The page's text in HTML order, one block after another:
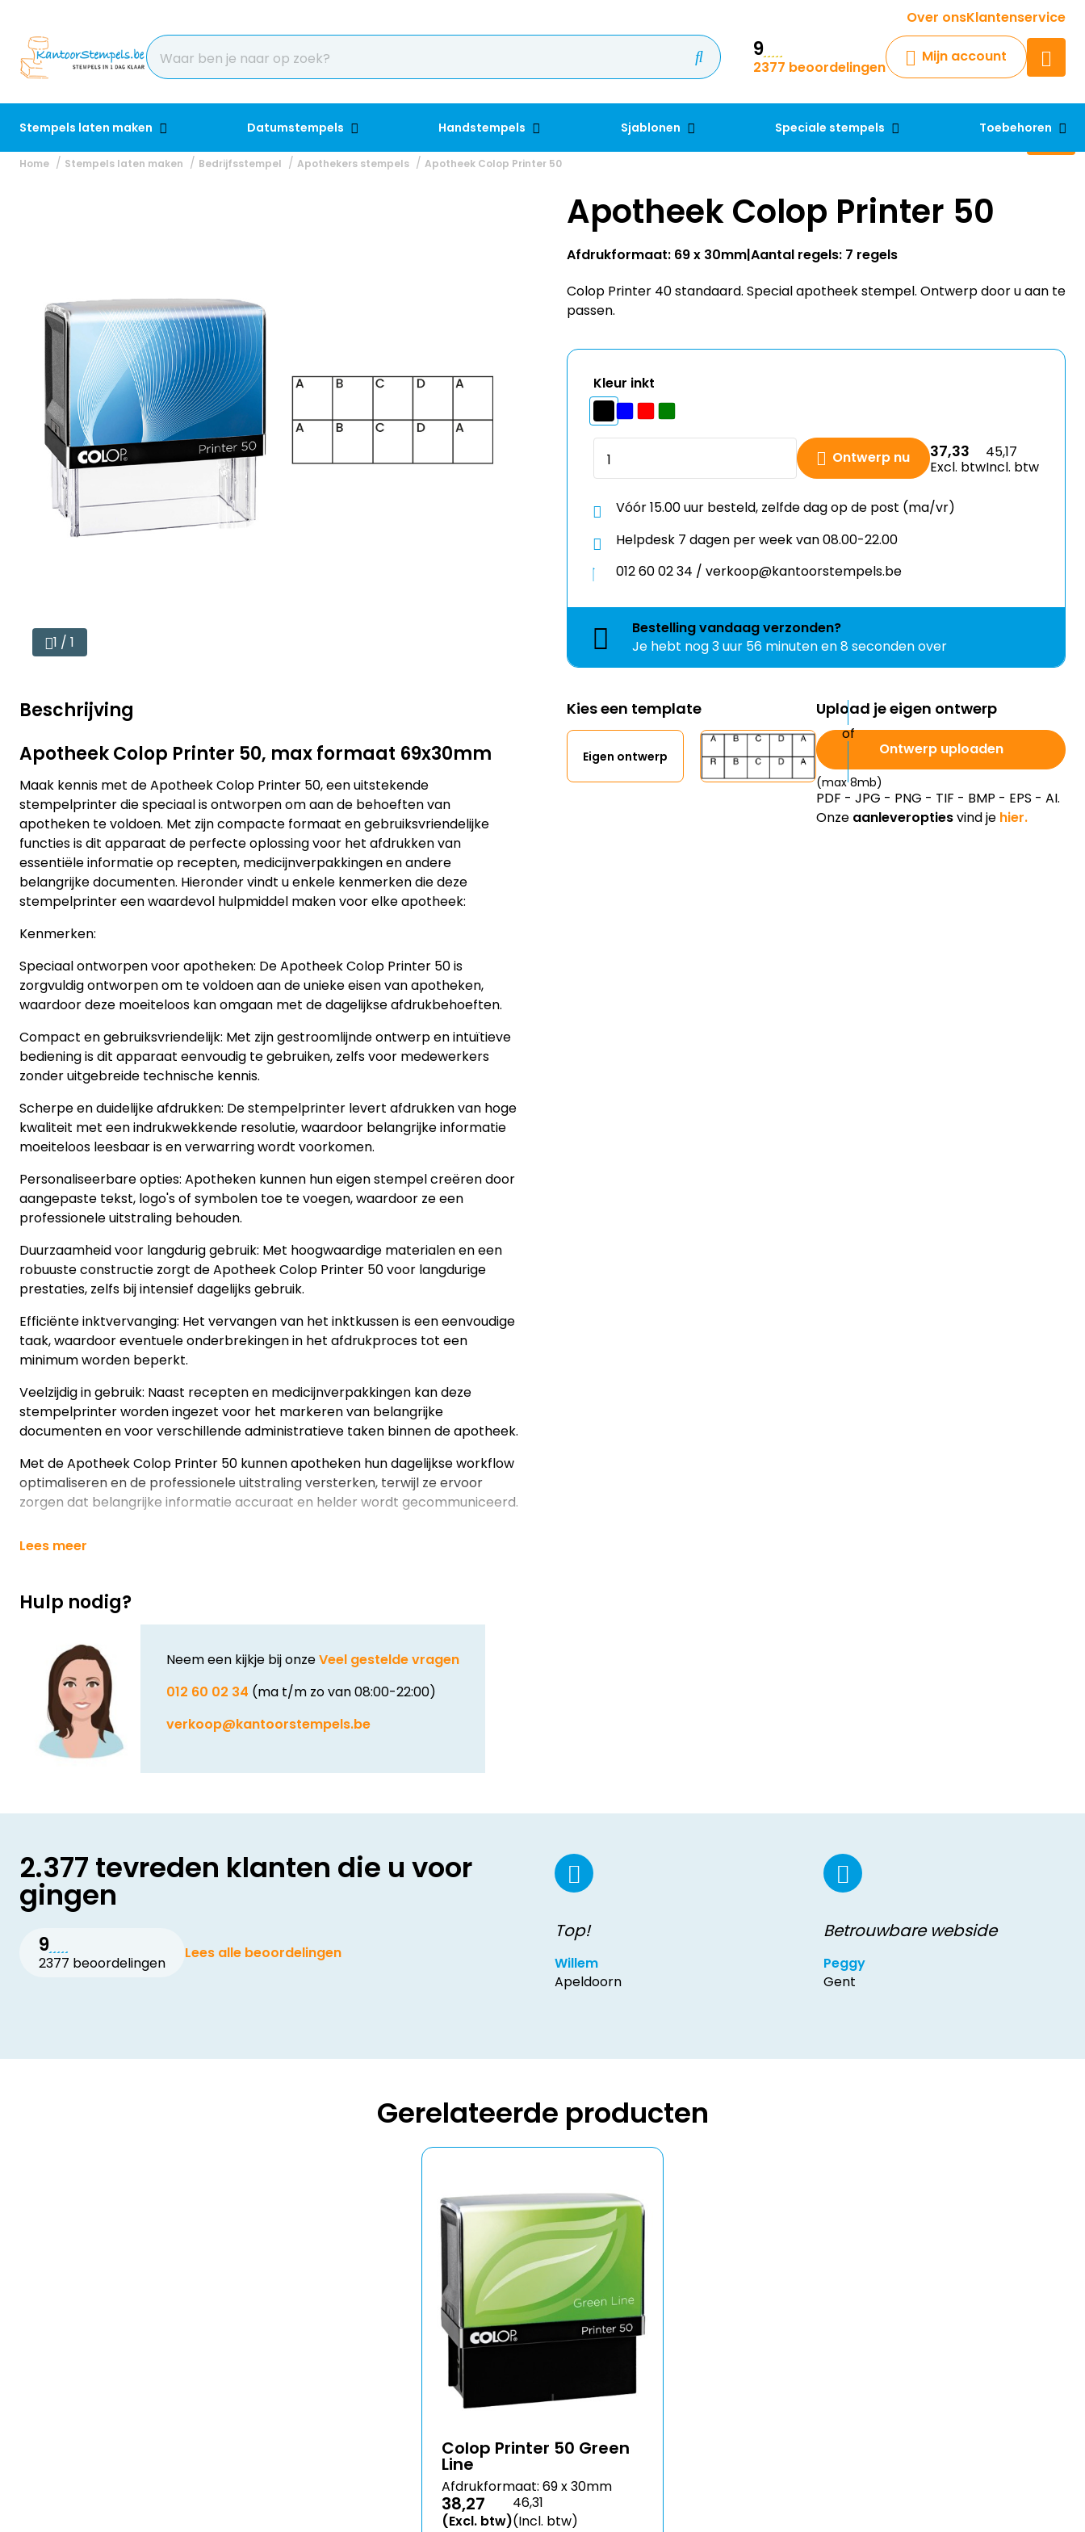
Over onsKlantenservice
9
2377 beoordelingen
Mijn account
Stempels laten maken Datumstempels Handstempels Sjablonen Speciale stempels Toebehoren
Krijg een antwoord op uw vraag
Chatbot
Chat 24/7 met onze chatbot
Contact
Home Stempels laten maken Bedrijfsstempel Apothekers stempels Apotheek Colop Printer 50
1 / 1
Beschrijving
Apotheek Colop Printer 50, max formaat 69x30mm
Maak kennis met de Apotheek Colop Printer 50, een uitstekende
stempelprinter die speciaal is ontworpen om aan de behoeften van
apotheken te voldoen. Met zijn compacte formaat en gebruiksvriendelijke
functies is dit apparaat de perfecte oplossing voor het afdrukken van
essentiële informatie op recepten, medicijnverpakkingen en andere
belangrijke documenten. Hieronder vindt u enkele kenmerken die deze
stempelprinter een waardevol hulpmiddel maken voor elke apotheek:
Kenmerken:
Speciaal ontworpen voor apotheken: De Apotheek Colop Printer 50 is
zorgvuldig ontworpen om te voldoen aan de unieke eisen van apotheken,
waardoor deze moeiteloos kan omgaan met de dagelijkse afdrukbehoeften.
Compact en gebruiksvriendelijk: Met zijn gestroomlijnde ontwerp en intuïtieve
bediening is dit apparaat eenvoudig te gebruiken, zelfs voor medewerkers
zonder uitgebreide technische kennis.
Scherpe en duidelijke afdrukken: De stempelprinter levert afdrukken van hoge
kwaliteit met een indrukwekkende resolutie, waardoor belangrijke informatie
moeiteloos leesbaar is en verwarring wordt voorkomen.
Personaliseerbare opties: Apotheken kunnen hun eigen stempel creëren door
aangepaste tekst, logo's of symbolen toe te voegen, waardoor ze een
professionele uitstraling behouden.
Duurzaamheid voor langdurig gebruik: Met hoogwaardige materialen en een
robuuste constructie zorgt de Apotheek Colop Printer 50 voor langdurige
prestaties, zelfs bij intensief dagelijks gebruik.
Efficiënte inktvervanging: Het vervangen van het inktkussen is een eenvoudige
taak, waardoor eventuele onderbrekingen in het afdrukproces tot een
minimum worden beperkt.
Veelzijdig in gebruik: Naast recepten en medicijnverpakkingen kan deze
stempelprinter worden ingezet voor het markeren van belangrijke
documenten en voor verschillende administratieve taken binnen de apotheek.
Met de Apotheek Colop Printer 50 kunnen apotheken hun dagelijkse workflow
optimaliseren en de professionele uitstraling versterken, terwijl ze ervoor
zorgen dat belangrijke informatie accuraat en helder wordt gecommuniceerd.
Lees meer
Hulp nodig?
Neem een kijkje bij onzeVeel gestelde vragen
012 60 02 34 (ma t/m zo van 08:00-22:00)
verkoop@kantoorstempels.be
Apotheek Colop Printer 50
Afdrukformaat: 69 x 30mm Aantal regels: 7 regels
Colop Printer 40 standaard. Special apotheek stempel. Ontwerp door u aan te
passen.
Kleur inkt
Ontwerp nu 37,33
Excl. btw
45,17
Incl. btw
Vóór 15.00 uur besteld, zelfde dag op de post (ma/vr)
Helpdesk 7 dagen per week van 08.00-22.00
012 60 02 34 / verkoop@kantoorstempels.be
Bestellingvandaagverzonden?
Je hebt nog3 uur 56 minuten en 7 seconden over
Kies een template
Eigen ontwerp
Upload je eigen ontwerp
Ontwerp uploaden
(max 8mb)
PDF - JPG - PNG - TIF - BMP - EPS - AI.
Onze aanleveroptiesvind je hier.
2.377 tevreden klanten die u voor
gingen
9
2377 beoordelingen
Lees alle beoordelingen
Top!
Willem
Apeldoorn
Betrouwbare webside
Peggy
Gent
Gerelateerde producten
Colop Printer 50 Green
Line
Afdrukformaat: 69 x 30mm
38,27
(Excl. btw)
46,31
(Incl. btw)